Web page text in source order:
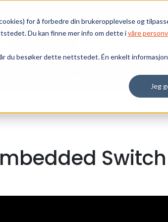
for å forbedre din brukeropplevelse og
Du kan finne mer info om dette ivåre
du besøker dette nettstedet. Én enkelt
Jeg
Vi tilbyr